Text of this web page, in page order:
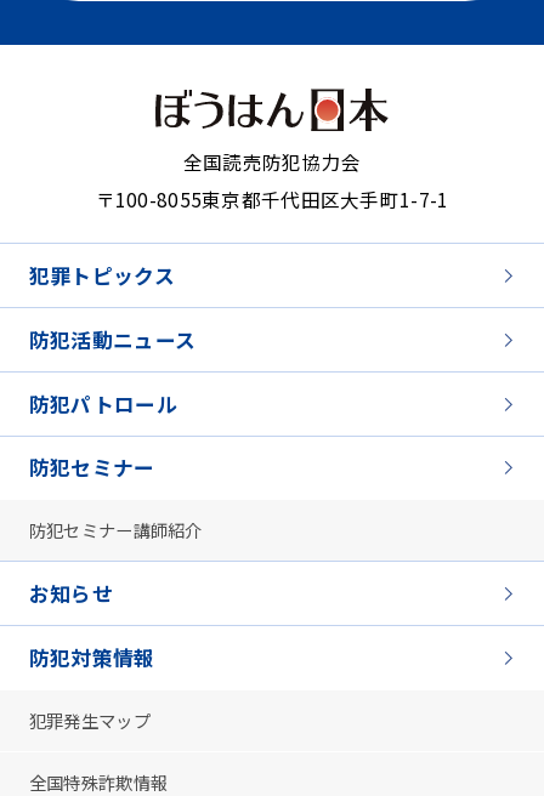
全国読売防犯協力会
〒100-8055東京都千代田区大手町1-7-1
犯罪トピックス
防犯活動ニュース
防犯パトロール
防犯セミナー
防犯セミナー講師紹介
お知らせ
防犯対策情報
犯罪発生マップ
全国特殊詐欺情報